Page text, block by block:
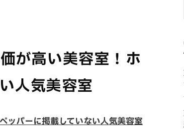
が高い美容室！ホ
人気美容室
ッパーに掲載していない人気美容室